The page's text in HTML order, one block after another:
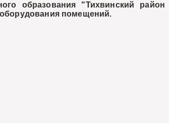
образования "Тихвинский район
помещений.